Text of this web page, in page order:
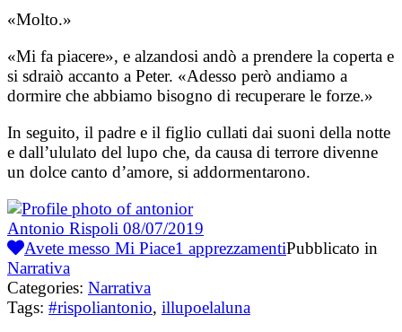
«Molto.»
«Mi fa piacere», e alzandosi andò a prendere la coperta e
si sdraiò accanto a Peter. «Adesso però andiamo a
dormire che abbiamo bisogno di recuperare le forze.»
In seguito, il padre e il figlio cullati dai suoni della notte
e dall’ululato del lupo che, da causa di terrore divenne
un dolce canto d’amore, si addormentarono.
Antonio Rispoli 08/07/2019
Avete messo Mi Piace1 apprezzamentiPubblicato in
Narrativa
Categories: Narrativa
Tags: #rispoliantonio, illupoelaluna